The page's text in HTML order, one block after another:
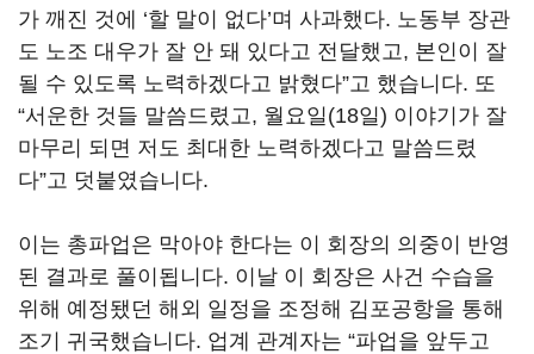
가 깨진 것에 ‘할 말이 없다’며 사과했다. 노동부 장관
도 노조 대우가 잘 안 돼 있다고 전달했고, 본인이 잘
될 수 있도록 노력하겠다고 밝혔다”고 했습니다. 또
“서운한 것들 말씀드렸고, 월요일(18일) 이야기가 잘
마무리 되면 저도 최대한 노력하겠다고 말씀드렸
다”고 덧붙였습니다.
이는 총파업은 막아야 한다는 이 회장의 의중이 반영
된 결과로 풀이됩니다. 이날 이 회장은 사건 수습을
위해 예정됐던 해외 일정을 조정해 김포공항을 통해
조기 귀국했습니다. 업계 관계자는 “파업을 앞두고